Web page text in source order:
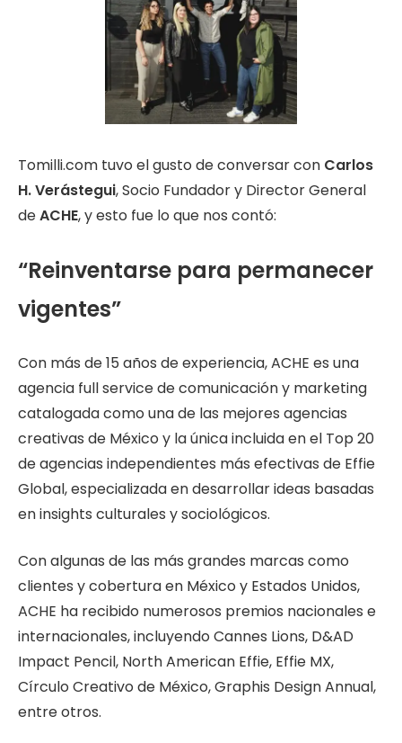
Tomilli.com tuvo el gusto de conversar con Carlos
H. Verástegui, Socio Fundador y Director General
deACHE, y esto fue lo que nos contó:
“Reinventarse para permanecer
vigentes”
Con más de 15 años de experiencia, ACHE es una
agencia full service de comunicación y marketing
catalogada como una de las mejores agencias
creativas de México y la única incluida en el Top 20
de agencias independientes más efectivas de Effie
Global, especializada en desarrollar ideas basadas
en insights culturales y sociológicos.
Con algunas de las más grandes marcas como
clientes y cobertura en México y Estados Unidos,
ACHE ha recibido numerosos premios nacionales e
internacionales, incluyendo Cannes Lions, D&AD
Impact Pencil, North American Effie, Effie MX,
Círculo Creativo de México, Graphis Design Annual,
entre otros.